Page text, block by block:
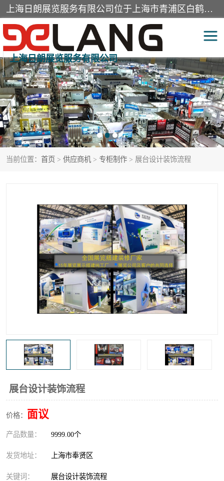
上海日朗展览服务有限公司位于上海市青浦区白鹤镇，营业范围有展览展示会务服务，室内装饰设计及施工，展示道具设计制作，舞台设计，图文设计，灯箱制作，园林绿化工程，广告装潢材料，建筑材料，办公用品，工艺礼品日用百货销售。
上海日朗展览服务有限公司
当前位置： 首页 > 供应商机 > 专柜制作 > 展台设计装饰流程
展台设计装饰流程
价格： 面议
产品数量： 9999.00个
发货地址： 上海市奉贤区
关键词： 展台设计装饰流程
展台装修搭建 活动会议执行
展厅装修 专柜制作
展会装修设计 展会搭建
活动策划 展会服务